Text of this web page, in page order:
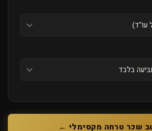
שכר טרחה מקסימלי ←